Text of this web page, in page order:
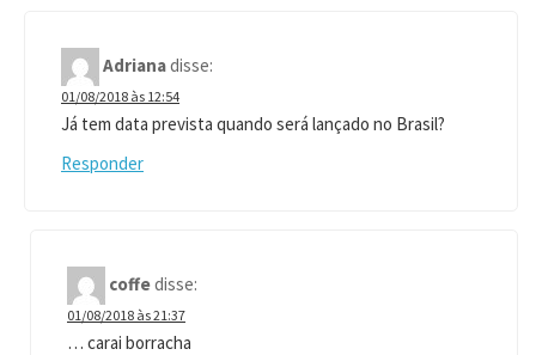
Adrianadisse:
01/08/2018 às 12:54
Já tem data prevista quando será lançado no Brasil?
Responder
coffedisse:
01/08/2018 às 21:37
… carai borracha